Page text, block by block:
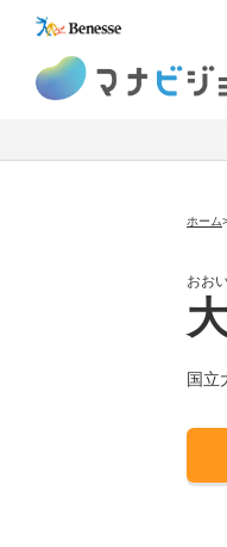
ホーム
おお
国立